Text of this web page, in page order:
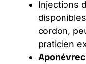
Injections
cordon,
praticien